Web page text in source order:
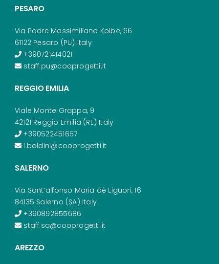
PESARO
Via Padre Massimiliano Kolbe, 66
61122 Pesaro (PU) Italy
+390721414021
staff.pu@cooprogetti.it
REGGIO EMILIA
Viale Monte Grappa, 9
42121 Reggio Emilia (RE) Italy
+390522451657
l.baldini@cooprogetti.it
SALERNO
Via Sant’alfonso Maria dè Liguori, 16
84135 Salerno (SA) Italy
+390892855686
staff.sa@cooprogetti.it
AREZZO